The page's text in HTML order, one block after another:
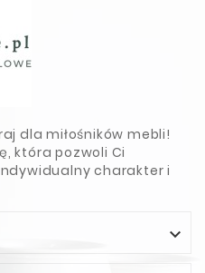
dla miłośników mebli!
która pozwoli Ci
charakter i
